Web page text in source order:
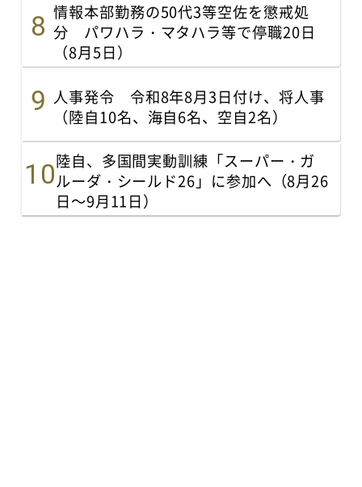
情報本部勤務の50代3等空佐を懲戒処
分 パワハラ・マタハラ等で停職20日
（8月5日）
人事発令 令和8年8月3日付け、将人事
（陸自10名、海自6名、空自2名）
陸自、多国間実動訓練「スーパー・ガ
ルーダ・シールド26」に参加へ（8月26
日～9月11日）